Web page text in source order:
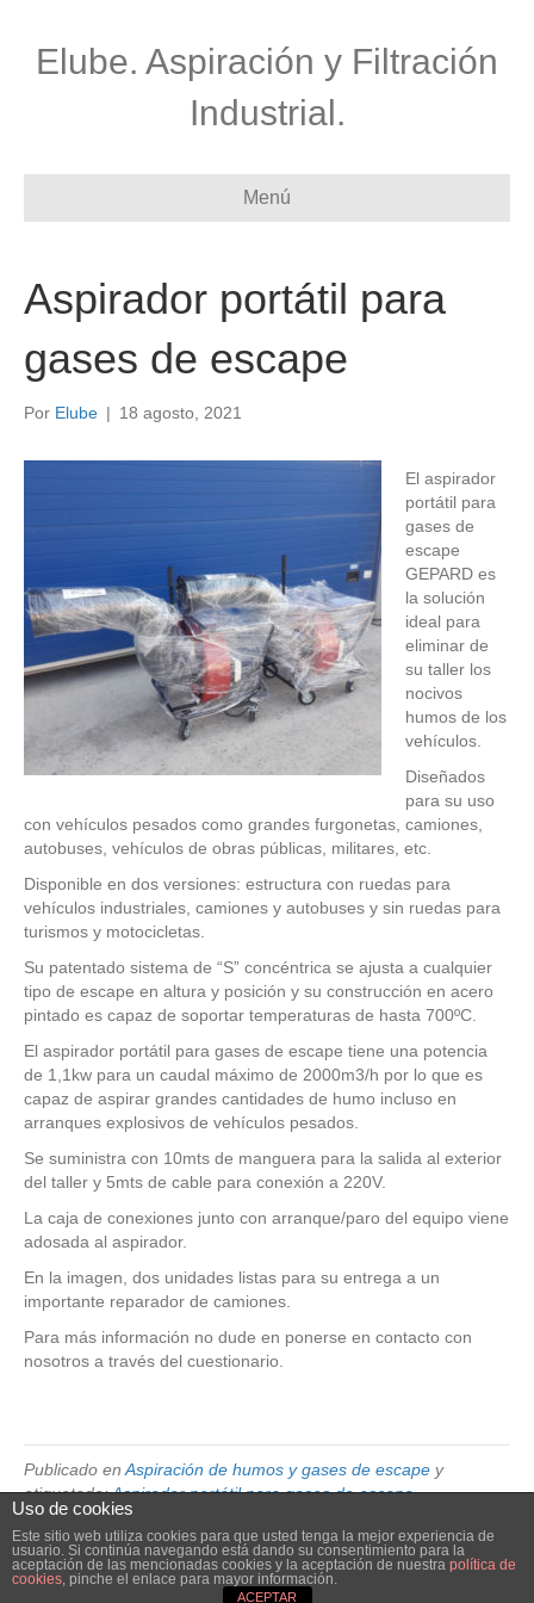
Elube. Aspiración y Filtración
Industrial.
Menú
Aspirador portátil para
gases de escape
Por Elube | 18 agosto, 2021
El aspirador
portátil para
gases de
escape
GEPARD es
la solución
ideal para
eliminar de
su taller los
nocivos
humos de los
vehículos.
Diseñados
para su uso
con vehículos pesados como grandes furgonetas, camiones,
autobuses, vehículos de obras públicas, militares, etc.
Disponible en dos versiones: estructura con ruedas para
vehículos industriales, camiones y autobuses y sin ruedas para
turismos y motocicletas.
Su patentado sistema de “S” concéntrica se ajusta a cualquier
tipo de escape en altura y posición y su construcción en acero
pintado es capaz de soportar temperaturas de hasta 700ºC.
El aspirador portátil para gases de escape tiene una potencia
de 1,1kw para un caudal máximo de 2000m3/h por lo que es
capaz de aspirar grandes cantidades de humo incluso en
arranques explosivos de vehículos pesados.
Se suministra con 10mts de manguera para la salida al exterior
del taller y 5mts de cable para conexión a 220V.
La caja de conexiones junto con arranque/paro del equipo viene
adosada al aspirador.
En la imagen, dos unidades listas para su entrega a un
importante reparador de camiones.
Para más información no dude en ponerse en contacto con
nosotros a través del cuestionario.
Publicado en Aspiración de humos y gases de escape y
etiquetado:Aspirador portátil para gases de escape
© 2026 Elube. Aspiración y Filtración Industrial. |Powered byBeaver
Builder
Uso de cookies
Este sitio web utiliza cookies para que usted tenga la mejor experiencia de
usuario. Si continúa navegando está dando su consentimiento para la
aceptación de las mencionadas cookies y la aceptación de nuestra política de
cookies, pinche el enlace para mayor información.
ACEPTAR